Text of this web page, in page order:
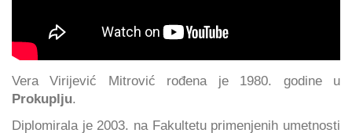
Vera Virijević Mitrović rođena je 1980. godine u
Prokuplju.
Diplomirala je 2003. na Fakultetu primenjenih umetnosti